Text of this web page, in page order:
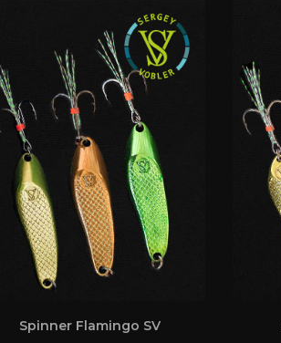
Spinner Flamingo SV